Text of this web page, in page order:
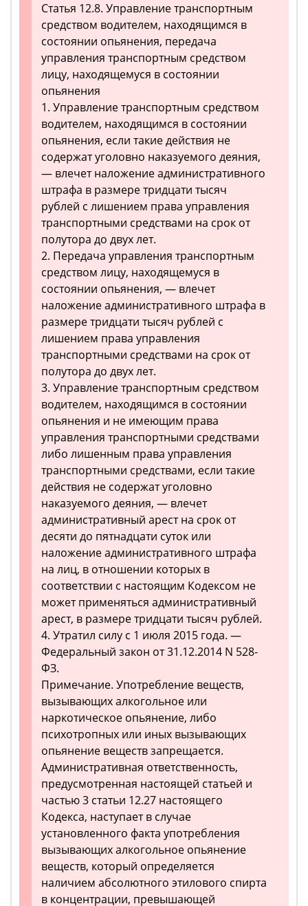
Статья 12.8. Управление транспортным
средством водителем, находящимся в
состоянии опьянения, передача
управления транспортным средством
лицу, находящемуся в состоянии
опьянения
1. Управление транспортным средством
водителем, находящимся в состоянии
опьянения, если такие действия не
содержат уголовно наказуемого деяния,
— влечет наложение административного
штрафа в размере тридцати тысяч
рублей с лишением права управления
транспортными средствами на срок от
полутора до двух лет.
2. Передача управления транспортным
средством лицу, находящемуся в
состоянии опьянения, — влечет
наложение административного штрафа в
размере тридцати тысяч рублей с
лишением права управления
транспортными средствами на срок от
полутора до двух лет.
3. Управление транспортным средством
водителем, находящимся в состоянии
опьянения и не имеющим права
управления транспортными средствами
либо лишенным права управления
транспортными средствами, если такие
действия не содержат уголовно
наказуемого деяния, — влечет
административный арест на срок от
десяти до пятнадцати суток или
наложение административного штрафа
на лиц, в отношении которых в
соответствии с настоящим Кодексом не
может применяться административный
арест, в размере тридцати тысяч рублей.
4. Утратил силу с 1 июля 2015 года. —
Федеральный закон от 31.12.2014 N 528-
ФЗ.
Примечание. Употребление веществ,
вызывающих алкогольное или
наркотическое опьянение, либо
психотропных или иных вызывающих
опьянение веществ запрещается.
Административная ответственность,
предусмотренная настоящей статьей и
частью 3 статьи 12.27 настоящего
Кодекса, наступает в случае
установленного факта употребления
вызывающих алкогольное опьянение
веществ, который определяется
наличием абсолютного этилового спирта
в концентрации, превышающей